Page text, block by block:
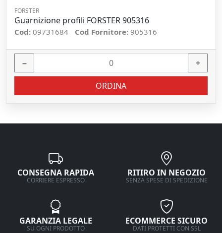
FORSTER
Guarnizione profili FORSTER 905316
Cod: 09731684 Cod Fornitore: 905316
− +
ORDINA
CONSEGNA RAPIDA
CORRIERE ESPRESSO
RITIRO IN NEGOZIO
SENZA SPESE DI SPEDIZIONE
GARANZIA LEGALE
SU OGNI PRODOTTO
ECOMMERCE SICURO
DATI PROTETTI CON SSL